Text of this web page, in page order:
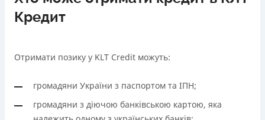
Кредит
Отримати позику у KLT Credit можуть:
громадяни України з паспортом та ІПН;
громадяни з діючою банківською картою, яка